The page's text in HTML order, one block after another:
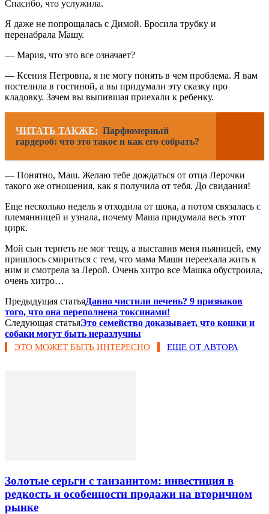
Спасибо, что услужила.
Я даже не попрощалась с Димой. Бросила трубку и
перенабрала Машу.
— Мария, что это все означает?
— Ксения Петровна, я не могу понять в чем проблема. Я вам
постелила в гостиной, а вы придумали эту сказку про
кладовку. Зачем вы выпившая приехали к ребенку.
ЧИТАТЬ ТАКЖЕ: Парфюмерный
гардероб: что это такое и как его собрать?
— Понятно, Маш. Желаю тебе дождаться от отца Лерочки
такого же отношения, как я получила от тебя. До свидания!
Еще несколько недель я отходила от шока, а потом связалась с
племянницей и узнала, почему Маша придумала весь этот
цирк.
Мой сын терпеть не мог тещу, а выставив меня пьяницей, ему
пришлось смириться с тем, что мама Маши переехала жить к
ним и смотрела за Лерой. Очень хитро все Машка обустроила,
очень хитро…
Предыдущая статьяДавно чистили печень? 9 признаков
того, что она переполнена токсинами!
Следующая статьяЭто семейство доказывает, что кошки и
собаки могут быть неразлучны
ЭТО МОЖЕТ БЫТЬ ИНТЕРЕСНО ЕЩЕ ОТ АВТОРА
Золотые серьги с танзанитом: инвестиция в
редкость и особенности продажи на вторичном
рынке